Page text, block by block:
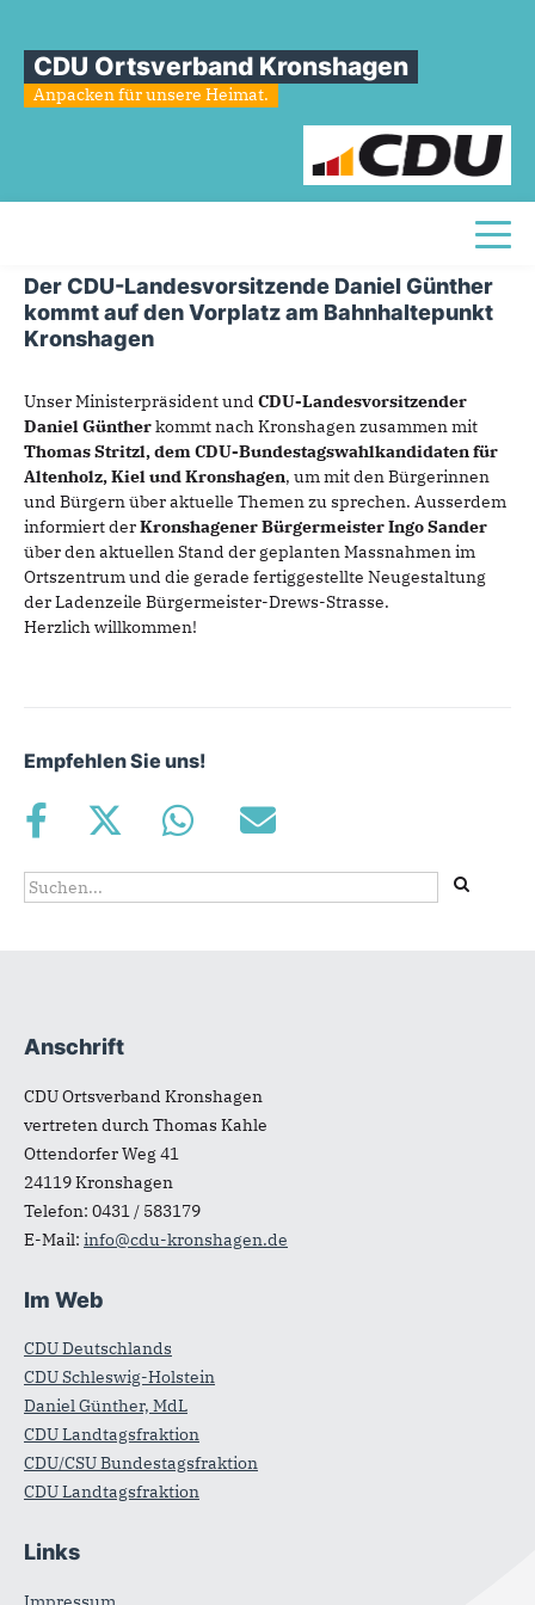
CDU Ortsverband Kronshagen
Anpacken für unsere Heimat.
Sie sind hier
Kronshagen
DanielGüntherkommt
nach
Der CDU-Landesvorsitzende Daniel Günther
kommt auf den Vorplatz am Bahnhaltepunkt
Kronshagen
Unser Ministerpräsident und CDU-Landesvorsitzender
Daniel Güntherkommt nach Kronshagen zusammen mit
Thomas Stritzl, dem CDU-Bundestagswahlkandidaten für
Altenholz, Kiel und Kronshagen, um mit den Bürgerinnen
und Bürgern über aktuelle Themen zu sprechen. Ausserdem
informiert derKronshagener Bürgermeister Ingo Sander
über den aktuellen Stand der geplanten Massnahmen im
Ortszentrum und die gerade fertiggestellte Neugestaltung
der Ladenzeile Bürgermeister-Drews-Strasse.
Herzlich willkommen!
Empfehlen Sie uns!
Suchformular
Suche
Fußbereich
Anschrift
CDU Ortsverband Kronshagen
vertreten durch Thomas Kahle
Ottendorfer Weg 41
24119Kronshagen
Telefon: 0431 / 583179
E-Mail: info@cdu-kronshagen.de
Im Web
CDU Deutschlands
CDU Schleswig-Holstein
Daniel Günther, MdL
CDU Landtagsfraktion
CDU/CSU Bundestagsfraktion
CDU Landtagsfraktion
Links